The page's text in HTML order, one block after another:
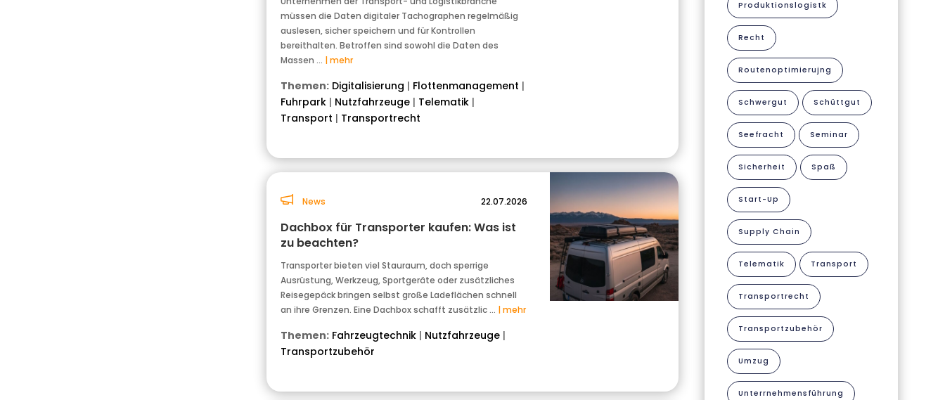
müssen die Daten digitaler Tachographen regelmäßig
auslesen, sicher speichern und für Kontrollen
bereithalten. Betroffen sind sowohl die Daten des
Massen … | mehr
Themen: Digitalisierung | Flottenmanagement |
Fuhrpark| Nutzfahrzeuge| Telematik|
Transport | Transportrecht
News 22.07.2026
Dachbox für Transporter kaufen: Was ist
zu beachten?
Transporter bieten viel Stauraum, doch sperrige
Ausrüstung, Werkzeug, Sportgeräte oder zusätzliches
Reisegepäck bringen selbst große Ladeflächen schnell
an ihre Grenzen. Eine Dachbox schafft zusätzlic … | mehr
Themen: Fahrzeugtechnik| Nutzfahrzeuge|
Transportzubehör
Produktionslogistk
Recht
Routenoptimierujng
Schwergut Schüttgut
Seefracht Seminar
Sicherheit Spaß
Start-Up
Supply Chain
Telematik Transport
Transportrecht
Transportzubehör
Umzug
Unterrnehmensführung